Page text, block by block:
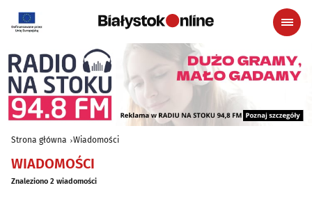
Strona główna Wiadomości
WIADOMOŚCI
Znaleziono 2 wiadomości